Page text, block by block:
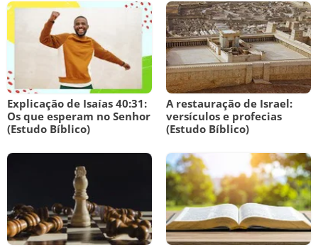
Explicação de Isaías 40:31:
Os que esperam no Senhor
(Estudo Bíblico)
A restauração de Israel:
versículos e profecias
(Estudo Bíblico)